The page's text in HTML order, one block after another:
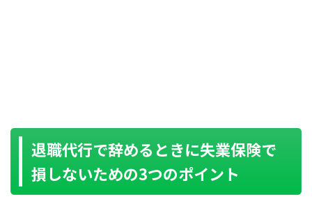
退職代行で辞めるときに失業保険で
損しないための3つのポイント